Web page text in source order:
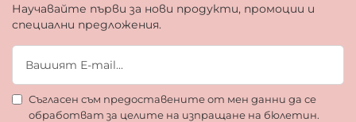
Научавайте първи за нови продукти, промоции и
специални предложения.
Съгласен съм предоставените от мен данни да се
обработват за целите на изпращане на бюлетин.